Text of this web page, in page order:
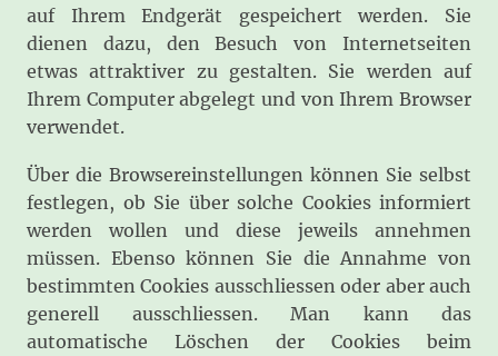
auf Ihrem Endgerät gespeichert werden. Sie
dienen dazu, den Besuch von Internetseiten
etwas attraktiver zu gestalten. Sie werden auf
Ihrem Computer abgelegt und von Ihrem Browser
verwendet.
Über die Browsereinstellungen können Sie selbst
festlegen, ob Sie über solche Cookies informiert
werden wollen und diese jeweils annehmen
müssen. Ebenso können Sie die Annahme von
bestimmten Cookies ausschliessen oder aber auch
generell ausschliessen. Man kann das
automatische Löschen der Cookies beim